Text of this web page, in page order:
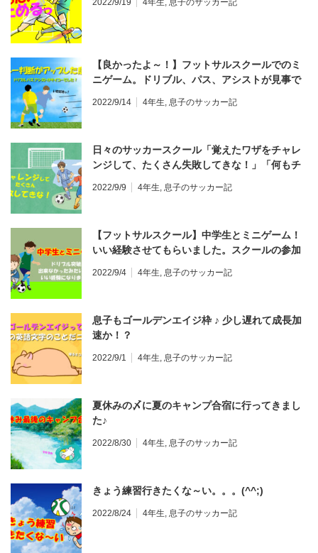
2022/9/19 4年生, 息子のサッカー記
【良かったよ～！】フットサルスクールでのミ
ニゲーム。ドリブル、パス、アシストが見事で
2022/9/14 4年生, 息子のサッカー記
日々のサッカースクール「覚えたワザをチャレ
ンジして、たくさん失敗してきな！」「何もチ
2022/9/9 4年生, 息子のサッカー記
【フットサルスクール】中学生とミニゲーム！
いい経験させてもらいました。スクールの参加
しみました。
2022/9/4 4年生, 息子のサッカー記
息子もゴールデンエイジ枠 ♪ 少し遅れて成長加
速か！？
2022/9/1 4年生, 息子のサッカー記
夏休みの〆に夏のキャンプ合宿に行ってきまし
た♪
2022/8/30 4年生, 息子のサッカー記
きょう練習行きたくな～い。。。(^^;)
2022/8/24 4年生, 息子のサッカー記